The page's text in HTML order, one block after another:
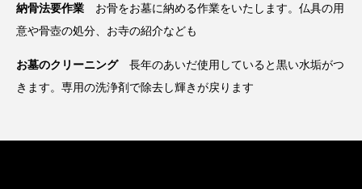
納骨法要作業 お骨をお墓に納める作業をいたします。仏具の用
意や骨壺の処分、お寺の紹介なども
お墓のクリーニング長年のあいだ使用していると黒い水垢がつ
きます。専用の洗浄剤で除去し輝きが戻ります